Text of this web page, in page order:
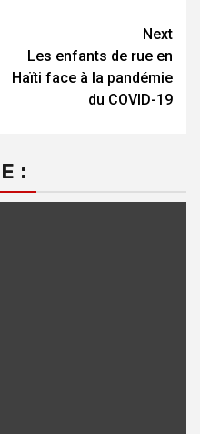
Next
Les enfants de rue en
Haïti face à la pandémie
du COVID-19
: